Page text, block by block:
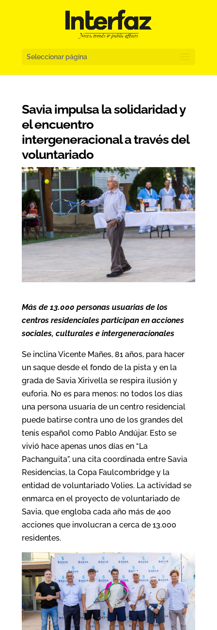
Seleccionar página
Savia impulsa la solidaridad y
el encuentro
intergeneracional a través del
voluntariado
Más de 13.000 personas usuarias de los
centros residenciales participan en acciones
sociales, culturales e intergeneracionales
Se inclina Vicente Mañes, 81 años, para hacer
un saque desde el fondo de la pista y en la
grada de Savia Xirivella se respira ilusión y
euforia. No es para menos: no todos los días
una persona usuaria de un centro residencial
puede batirse contra uno de los grandes del
tenis español como Pablo Andújar. Esto se
vivió hace apenas unos días en “La
Pachanguita”, una cita coordinada entre Savia
Residencias, la Copa Faulcombridge y la
entidad de voluntariado Volies. La actividad se
enmarca en el proyecto de voluntariado de
Savia, que engloba cada año más de 400
acciones que involucran a cerca de 13.000
residentes.